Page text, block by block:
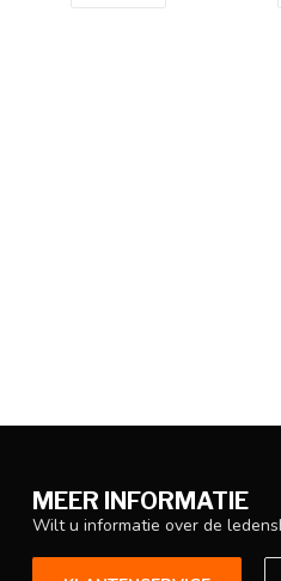
MEER INFORMATIE
Wilt u informatie over de